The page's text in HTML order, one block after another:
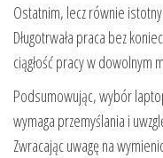
Ostatnim, lecz równie
Długotrwała praca bez
ciągłość pracy w dowolnym
Podsumowując, wybór
wymaga przemyślania i
Zwracając uwagę na